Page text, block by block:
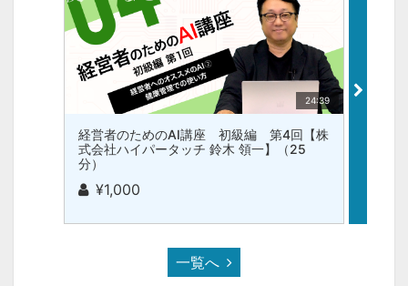
24:39
経営者のためのAI講座 初級編 第4回【株
式会社ハイパータッチ 鈴木 領一】（25
分）
¥1,000
一覧へ